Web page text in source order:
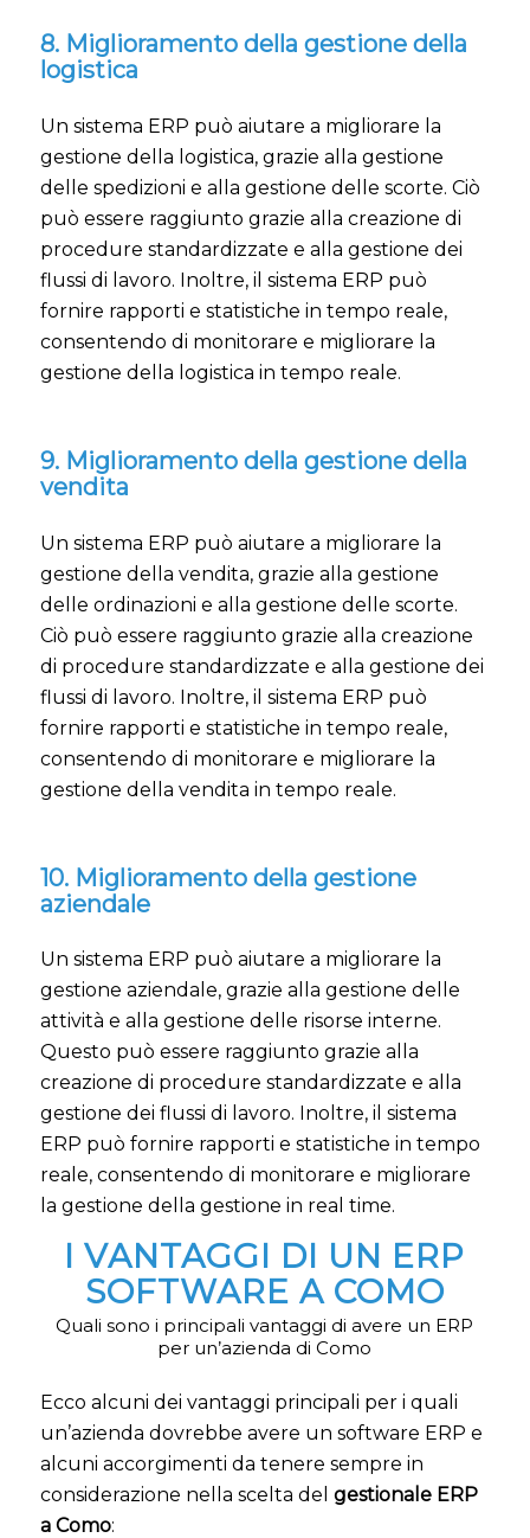
8. Miglioramento della gestione della
logistica
Un sistema ERP può aiutare a migliorare la
gestione della logistica, grazie alla gestione
delle spedizioni e alla gestione delle scorte. Ciò
può essere raggiunto grazie alla creazione di
procedure standardizzate e alla gestione dei
flussi di lavoro. Inoltre, il sistema ERP può
fornire rapporti e statistiche in tempo reale,
consentendo di monitorare e migliorare la
gestione della logistica in tempo reale.
9. Miglioramento della gestione della
vendita
Un sistema ERP può aiutare a migliorare la
gestione della vendita, grazie alla gestione
delle ordinazioni e alla gestione delle scorte.
Ciò può essere raggiunto grazie alla creazione
di procedure standardizzate e alla gestione dei
flussi di lavoro. Inoltre, il sistema ERP può
fornire rapporti e statistiche in tempo reale,
consentendo di monitorare e migliorare la
gestione della vendita in tempo reale.
10. Miglioramento della gestione
aziendale
Un sistema ERP può aiutare a migliorare la
gestione aziendale, grazie alla gestione delle
attività e alla gestione delle risorse interne.
Questo può essere raggiunto grazie alla
creazione di procedure standardizzate e alla
gestione dei flussi di lavoro. Inoltre, il sistema
ERP può fornire rapporti e statistiche in tempo
reale, consentendo di monitorare e migliorare
la gestione della gestione in real time.
I VANTAGGI DI UN ERP
SOFTWARE A COMO
Quali sono i principali vantaggi di avere un ERP
per un’azienda di Como
Ecco alcuni dei vantaggi principali per i quali
un’azienda dovrebbe avere un software ERP e
alcuni accorgimenti da tenere sempre in
considerazione nella scelta del gestionale ERP
a Como: